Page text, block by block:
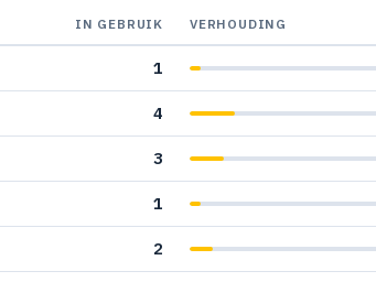
IN GEBRUIK VERHOUDING
1
4
3
1
2